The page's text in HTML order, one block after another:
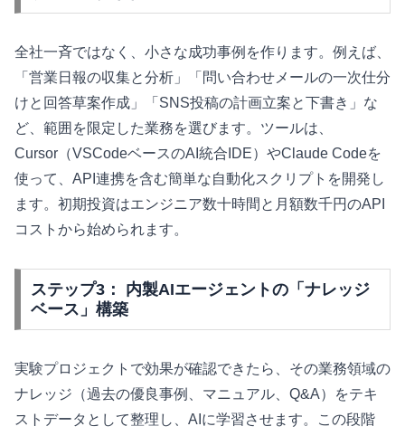
全社一斉ではなく、小さな成功事例を作ります。例えば、
「営業日報の収集と分析」「問い合わせメールの一次仕分
けと回答草案作成」「SNS投稿の計画立案と下書き」な
ど、範囲を限定した業務を選びます。ツールは、
Cursor（VSCodeベースのAI統合IDE）やClaude Codeを
使って、API連携を含む簡単な自動化スクリプトを開発し
ます。初期投資はエンジニア数十時間と月額数千円のAPI
コストから始められます。
ステップ3： 内製AIエージェントの「ナレッジ
ベース」構築
実験プロジェクトで効果が確認できたら、その業務領域の
ナレッジ（過去の優良事例、マニュアル、Q&A）をテキ
ストデータとして整理し、AIに学習させます。この段階